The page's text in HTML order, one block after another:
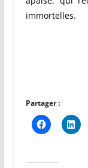
immortelles.
Partager :